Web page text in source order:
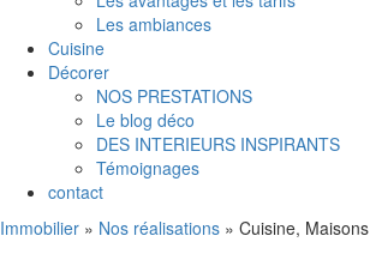
Les ambiances
Cuisine
Décorer
NOS PRESTATIONS
Le blog déco
DES INTERIEURS INSPIRANTS
Témoignages
contact
Immobilier » Nos réalisations » Cuisine, Maisons